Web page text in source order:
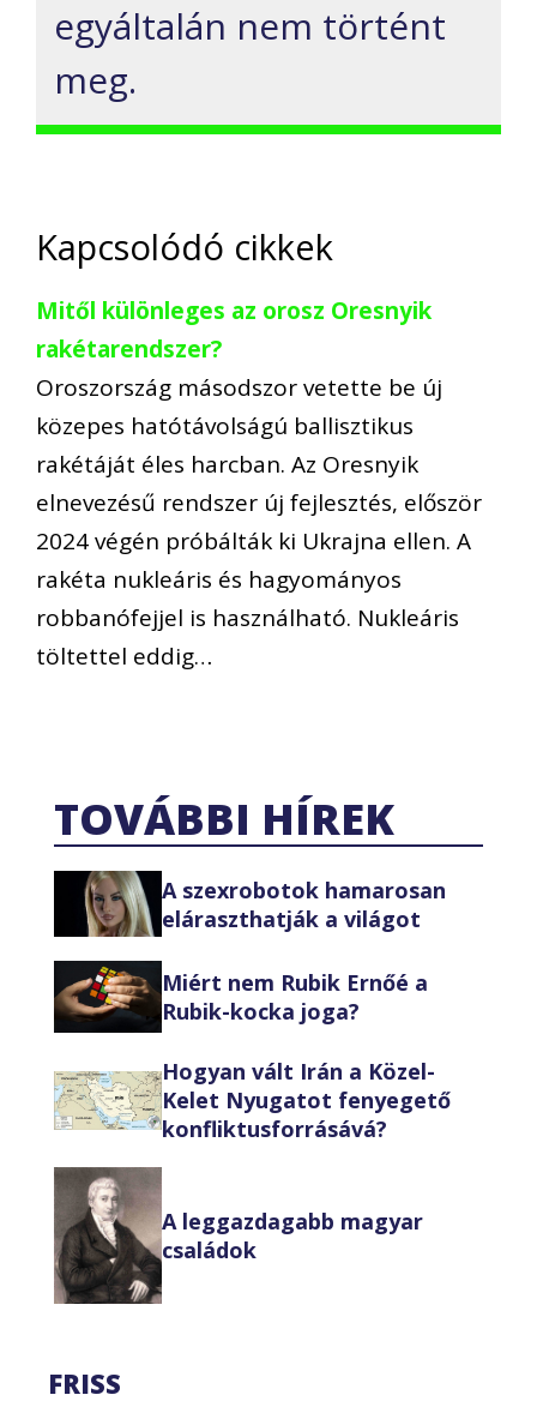
egyáltalán nem történt
meg.
Kapcsolódó cikkek
Mitől különleges az orosz Oresnyik
rakétarendszer?
Oroszország másodszor vetette be új
közepes hatótávolságú ballisztikus
rakétáját éles harcban. Az Oresnyik
elnevezésű rendszer új fejlesztés, először
2024 végén próbálták ki Ukrajna ellen. A
rakéta nukleáris és hagyományos
robbanófejjel is használható. Nukleáris
töltettel eddig…
TOVÁBBI HÍREK
A szexrobotok hamarosan
eláraszthatják a világot
Miért nem Rubik Ernőé a
Rubik-kocka joga?
Hogyan vált Irán a Közel-
Kelet Nyugatot fenyegető
konfliktusforrásává?
A leggazdagabb magyar
családok
FRISS